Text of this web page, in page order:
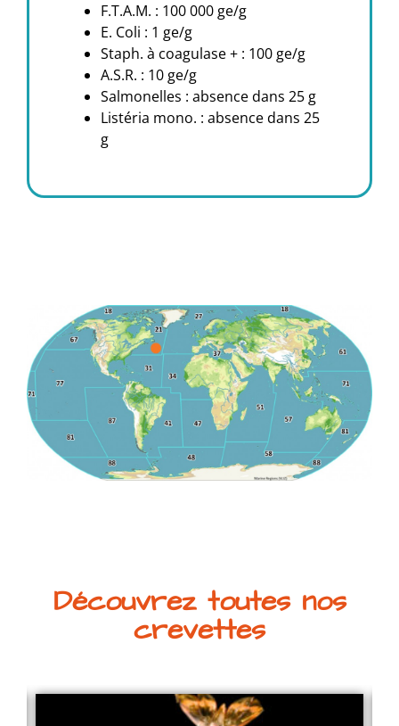
F.T.A.M. : 100 000 ge/g
E. Coli : 1 ge/g
Staph. à coagulase + : 100 ge/g
A.S.R. : 10 ge/g
Salmonelles : absence dans 25 g
Listéria mono. : absence dans 25
g
Découvrez toutes nos
crevettes